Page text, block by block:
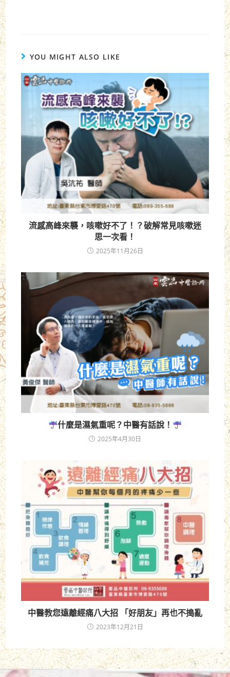
YOU MIGHT ALSO LIKE
流感高峰來襲，咳嗽好不了！？破解常見咳嗽迷
思一次看！
2025年11月26日
什麼是濕氣重呢？中醫有話說！
2025年4月30日
中醫教您遠離經痛八大招 「好朋友」再也不搗亂
2023年12月21日